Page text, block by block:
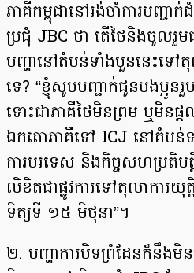
ភាគីកម្ពុជានៅរង់ចាំការបញ្ជា
ប្រជុំ JBC ថា តើថៃនិងចូលរួម
បញ្ហានៅតំបន់ទាំងបួននេះទៅតុ
ទេ? “ខ្ញុំសូមបញ្ជាក់ជូនបងប្អូនរួ
ទោះជាភាគីថៃមិនព្រម ឬមិនផ្ដ
ឯកតោភាគីទៅ ICJ នៅតំបន់
ការបរទេស និងកិច្ចសហប្រតិបត្
លិខិតជាផ្លូវការទៅតុលាការយុត្
ទិត្យទី ១៥ មិថុនា”។
២. បញ្ហាការបិទព្រំដែនក៏នឹងមិនត្